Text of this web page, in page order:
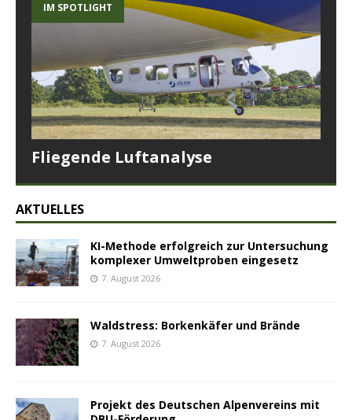
IM SPOTLIGHT
Fliegende Luftanalyse
AKTUELLES
KI-Methode erfolgreich zur Untersuchung
komplexer Umweltproben eingesetz
7. August 2026
Waldstress: Borkenkäfer und Brände
7. August 2026
Projekt des Deutschen Alpenvereins mit